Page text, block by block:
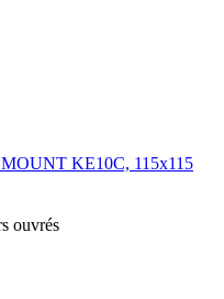
KE10C, 115x115
ouvrés